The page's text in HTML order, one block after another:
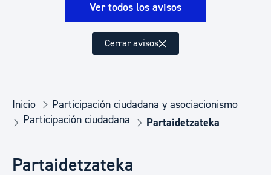
Ver todos los avisos
Cerrar avisos
Inicio
Participación ciudadana y asociacionismo
Participación ciudadana
Partaidetzateka
Partaidetzateka